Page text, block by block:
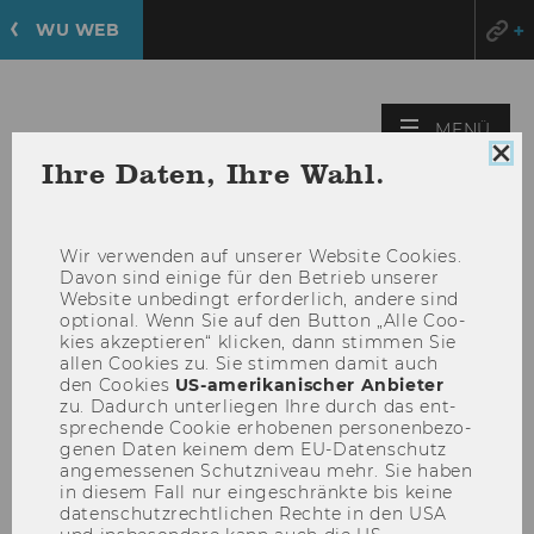
WU WEB
MENÜ
Infostand WU
Masterprogramme (LC)
Ihre Daten, Ihre Wahl.
Wir ver­wen­den auf un­se­rer Web­site Coo­kies.
Davon sind ei­ni­ge für den Be­trieb un­se­rer
Web­site un­be­dingt er­for­der­lich, an­de­re sind
op­tio­nal. Wenn Sie auf den But­ton „Alle Coo­
kies ak­zep­tie­ren“ kli­cken, dann stim­men Sie
allen Coo­kies zu. Sie stim­men damit auch
den Coo­kies US-​amerikanischer An­bie­ter
zu. Da­durch un­ter­lie­gen Ihre durch das ent­
spre­chen­de Coo­kie er­ho­be­nen per­so­nen­be­zo­
ge­nen Daten kei­nem dem EU-​Datenschutz
an­ge­mes­se­nen Schutz­ni­veau mehr. Sie haben
in die­sem Fall nur ein­ge­schränk­te bis keine
da­ten­schutz­recht­li­chen Rech­te in den USA